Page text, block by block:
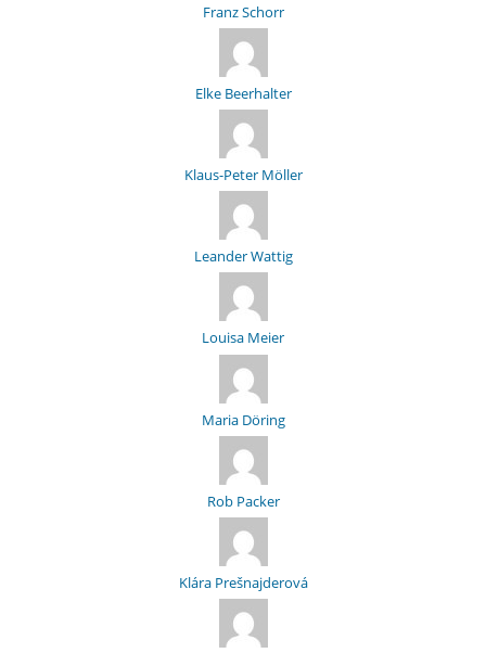
Franz Schorr
Elke Beerhalter
Klaus-Peter Möller
Leander Wattig
Louisa Meier
Maria Döring
Rob Packer
Klára Prešnajderová